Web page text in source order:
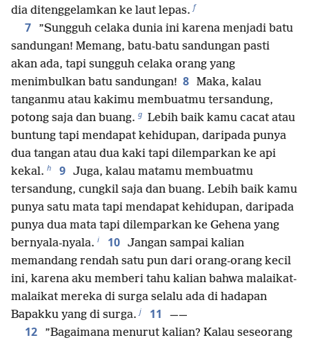
dia ditenggelamkan ke laut lepas. f
7
”Sungguh celaka dunia ini karena menjadi batu
sandungan! Memang, batu-batu sandungan pasti
akan ada, tapi sungguh celaka orang yang
menimbulkan batu sandungan! 8 Maka, kalau
tanganmu atau kakimu membuatmu tersandung,
potong saja dan buang. g Lebih baik kamu cacat atau
buntung tapi mendapat kehidupan, daripada punya
dua tangan atau dua kaki tapi dilemparkan ke api
kekal. h 9 Juga, kalau matamu membuatmu
tersandung, cungkil saja dan buang. Lebih baik kamu
punya satu mata tapi mendapat kehidupan, daripada
punya dua mata tapi dilemparkan ke Gehena yang
bernyala-nyala. i 10 Jangan sampai kalian
memandang rendah satu pun dari orang-orang kecil
ini, karena aku memberi tahu kalian bahwa malaikat-
malaikat mereka di surga selalu ada di hadapan
Bapakku yang di surga. j 11 ——
12
”Bagaimana menurut kalian? Kalau seseorang